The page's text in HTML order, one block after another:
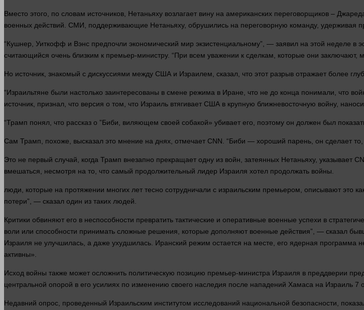
Вместо этого, по словам источников, Нетаньяху возлагает вину на американских переговорщиков –
военных действий. СМИ, поддерживающие Нетаньяху, обрушились на переговорную команду, удерживая
“Кушнер, Уиткофф и Вэнс предпочли экономический мир экзистенциальному”, — заявил на этой неделе в
считающийся очень близким к премьер-министру. “При всем уважении к сделкам, которые они заключают,
Но источник, знакомый с дискуссиями между США и Израилем, сказал , что этот разрыв отражает более
“Израильтяне были настолько заинтересованы в смене режима в Иране, что не до конца понимали, что
источник, признал, что версия о том, что Израиль втягивает США в крупную ближневосточную войну,
“Трамп понял, что рассказ о ”Биби, виляющем своей собакой» убивает его, поэтому он должен был
Сам Трамп, похоже, высказал это мнение на днях, отмечает CNN. “Биби — хороший парень, он сделает
Это не первый случай, когда Трамп внезапно прекращает одну из войн, затеянных Нетаньяху, указывает
вмешаться, несмотря на то, что самый продолжительный лидер Израиля хотел продолжать войны
люди , которые на протяжении многих лет тесно сотрудничали с израильским премьером, описывают это
потери”, — сказал один из таких людей
Критики обвиняют его в неспособности превратить тактические и оперативные военные успехи в
воли или способности принимать сложные решения, которые дополняют военные действия”, — сказал
Израиля не улучшилась, а даже ухудшилась. Иранский режим остается на месте , его ядерная программа
активны».
Исход войны также может осложнить политическую позицию премьер-министра Израиля в преддверии
центральной опорой в его усилиях по изменению своего наследия после нападений Хамаса на Израиль 7
Недавний опрос, проведенный Израильским институтом исследований национальной безопасности,